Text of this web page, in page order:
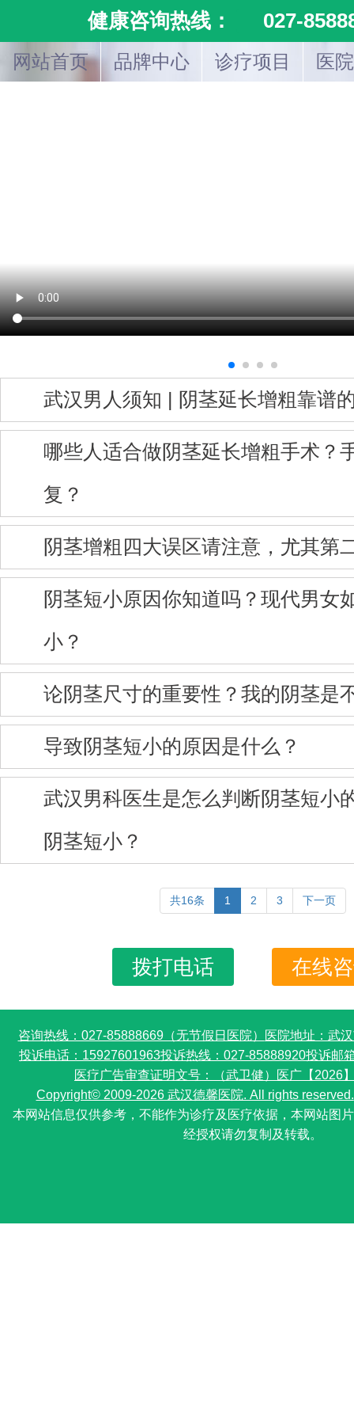
网站首页 品牌中心 诊疗项目 医
武汉男人须知 | 阴茎延长增粗靠谱
哪些人适合做阴茎延长增粗手术？
复？
阴茎增粗四大误区请注意，尤其第
阴茎短小原因你知道吗？现代男女
小？
论阴茎尺寸的重要性？我的阴茎是
导致阴茎短小的原因是什么？
武汉男科医生是怎么判断阴茎短小
阴茎短小？
共16条 1 2 3 下一页
拨打电话 在线
咨询热线：027-85888669（无节假日医院）
医院地址：武
投诉电话：15927601963投诉热线：027-85888920投诉邮
医疗广告审查证明文号：（武卫健）医广【2026
Copyright© 2009-2026 武汉德馨医院. All rights reserved.
本网站信息仅供参考，不能作为诊疗及医疗依据，本网站图
经授权请勿复制及转载。
健康咨询热线： 027-